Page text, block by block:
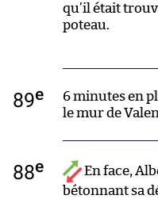
qu’il était
poteau.
89e
6 minutes en
le mur de
88e
En face,
bétonnant sa